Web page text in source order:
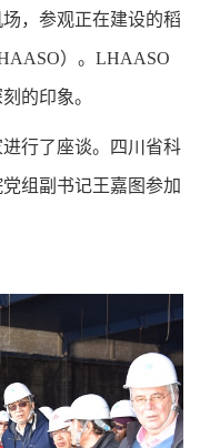
，参观正在建设的稻
）。LHAASO
的印象。
行了座谈。四川省科
组副书记王嘉图参加